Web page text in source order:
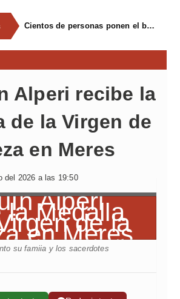
Cientos de personas ponen el broche final a las fiestas de La Salud de Lieres con la tradicional merienda
Alperi recibe la
de la Virgen de
en Meres
del 2026 a las 19:50
su famiia y los sacerdotes